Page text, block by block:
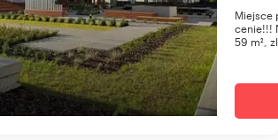
Miejsce
cenie!!!
59 m²,